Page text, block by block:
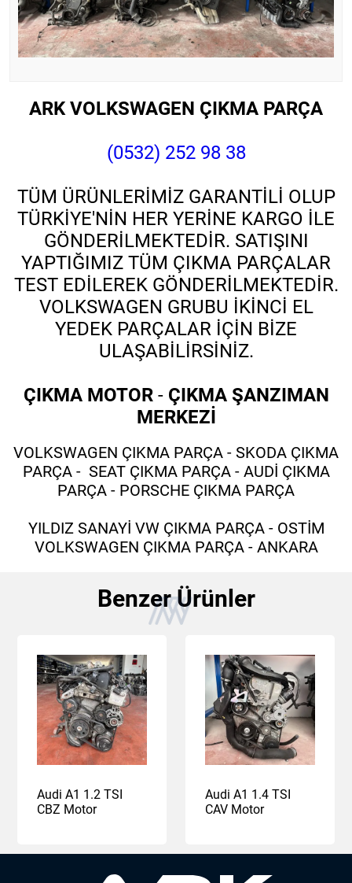
ARK VOLKSWAGEN ÇIKMA PARÇA
(0532) 252 98 38
TÜM ÜRÜNLERİMİZ GARANTİLİ OLUP
TÜRKİYE'NİN HER YERİNE KARGO İLE
GÖNDERİLMEKTEDİR. SATIŞINI
YAPTIĞIMIZ TÜM ÇIKMA PARÇALAR
TEST EDİLEREK GÖNDERİLMEKTEDİR.
VOLKSWAGEN GRUBU İKİNCİ EL
YEDEK PARÇALAR İÇİN BİZE
ULAŞABİLİRSİNİZ.
ÇIKMA MOTOR- ÇIKMA ŞANZIMAN
MERKEZİ
VOLKSWAGEN ÇIKMA PARÇA - SKODA ÇIKMA
PARÇA - SEAT ÇIKMA PARÇA - AUDİ ÇIKMA
PARÇA - PORSCHE ÇIKMA PARÇA
YILDIZ SANAYİ VW ÇIKMA PARÇA - OSTİM
VOLKSWAGEN ÇIKMA PARÇA - ANKARA
Benzer Ürünler
Audi A1 1.2 TSI
CBZ Motor
Audi A1 1.4 TSI
CAV Motor